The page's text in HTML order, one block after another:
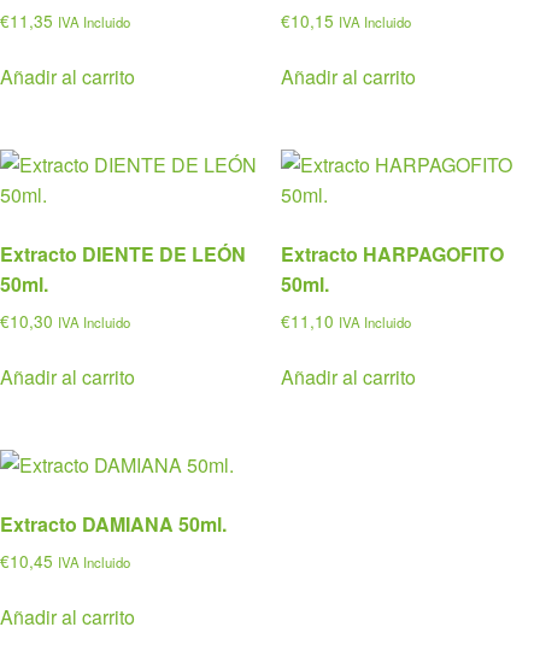
€11,35 IVA Incluido
Añadir al carrito
€10,15 IVA Incluido
Añadir al carrito
Extracto DIENTE DE LEÓN
50ml.
€10,30 IVA Incluido
Añadir al carrito
Extracto HARPAGOFITO
50ml.
€11,10 IVA Incluido
Añadir al carrito
Extracto DAMIANA 50ml.
€10,45 IVA Incluido
Añadir al carrito